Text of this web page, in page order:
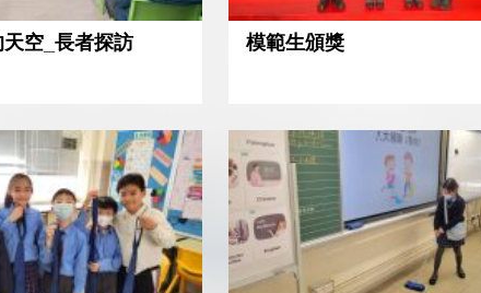
空_長者探訪 模範生頒獎